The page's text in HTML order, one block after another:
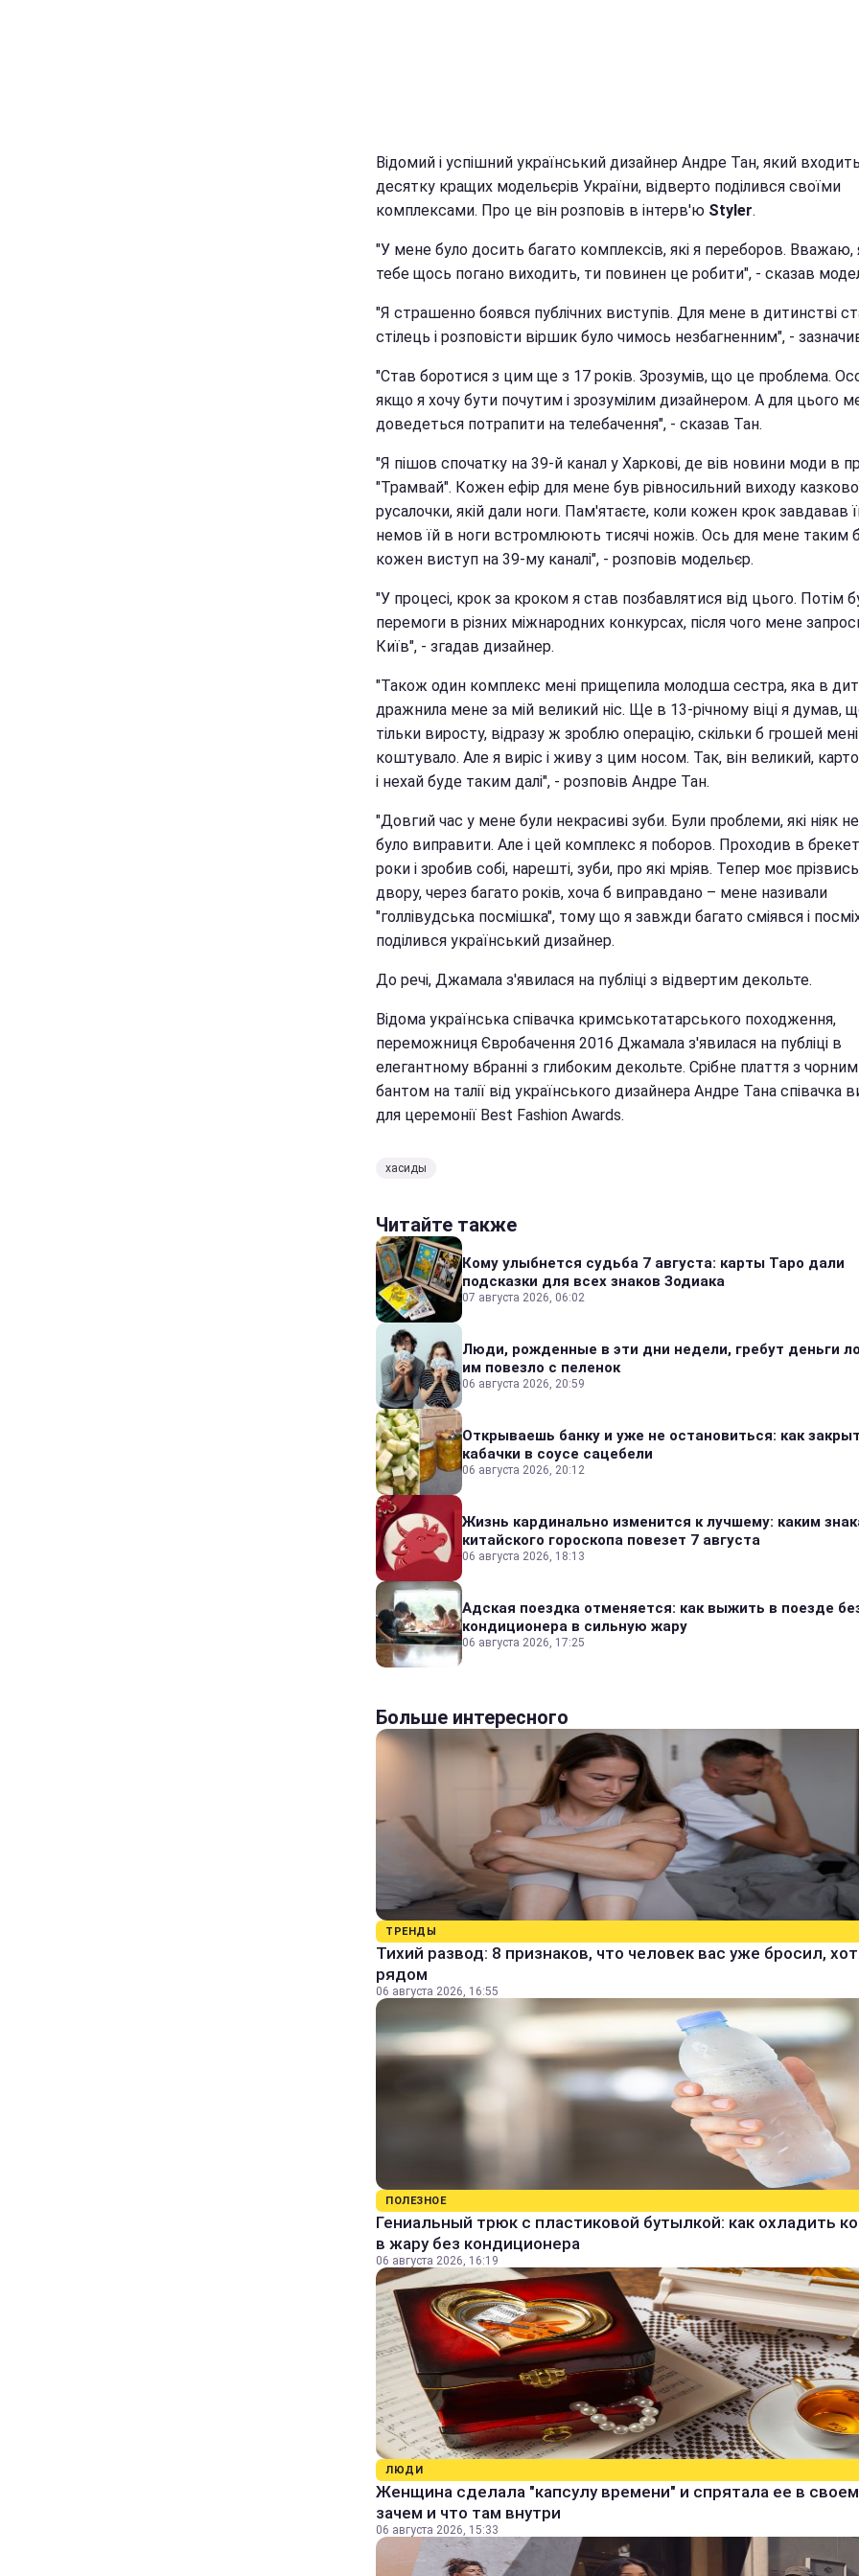
Відомий і успішний український дизайнер Андре Тан, який
десятку кращих модельєрів України, відверто поділився своїми
комплексами. Про це він розповів в інтерв'ю Styler.
"У мене було досить багато комплексів, які я переборов.
тебе щось погано виходить, ти повинен це робити", - сказав
"Я страшенно боявся публічних виступів. Для мене в дитинстві
стілець і розповісти віршик було чимось незбагненним", -
"Став боротися з цим ще з 17 років. Зрозумів, що це проблема.
якщо я хочу бути почутим і зрозумілим дизайнером. А для цього
доведеться потрапити на телебачення", - сказав Тан.
"Я пішов спочатку на 39-й канал у Харкові, де вів новини моди в
"Трамвай". Кожен ефір для мене був рівносильний виходу
русалочки, якій дали ноги. Пам'ятаєте, коли кожен крок завдавав
немов їй в ноги встромлюють тисячі ножів. Ось для мене таким
кожен виступ на 39-му каналі", - розповів модельєр.
"У процесі, крок за кроком я став позбавлятися від цього. Потім
перемоги в різних міжнародних конкурсах, після чого мене
Київ", - згадав дизайнер.
"Також один комплекс мені прищепила молодша сестра, яка в
дражнила мене за мій великий ніс. Ще в 13-річному віці я думав,
тільки виросту, відразу ж зроблю операцію, скільки б грошей
коштувало. Але я виріс і живу з цим носом. Так, він великий,
і нехай буде таким далі", - розповів Андре Тан.
"Довгий час у мене були некрасиві зуби. Були проблеми, які ніяк
було виправити. Але і цей комплекс я поборов. Проходив в
роки і зробив собі, нарешті, зуби, про які мріяв. Тепер моє
двору, через багато років, хоча б виправдано – мене називали
"голлівудська посмішка", тому що я завжди багато сміявся і
поділився український дизайнер.
До речі, Джамала з'явилася на публіці з відвертим декольте.
Відома українська співачка кримськотатарського походження,
переможниця Євробачення 2016 Джамала з'явилася на публіці в
елегантному вбранні з глибоким декольте. Срібне плаття з чорним
бантом на талії від українського дизайнера Андре Тана співачка
для церемонії Best Fashion Awards.
хасиды
Читайте также
Кому улыбнется судьба 7 августа: карты Таро дали
подсказки для всех знаков Зодиака
07 августа 2026, 06:02
Люди, рожденные в эти дни недели, гребут деньги
им повезло с пеленок
06 августа 2026, 20:59
Открываешь банку и уже не остановиться: как
кабачки в соусе сацебели
06 августа 2026, 20:12
Жизнь кардинально изменится к лучшему: каким
китайского гороскопа повезет 7 августа
06 августа 2026, 18:13
Адская поездка отменяется: как выжить в поезде
кондиционера в сильную жару
06 августа 2026, 17:25
Больше интересного
ТРЕНДЫ
Тихий развод: 8 признаков, что человек вас уже бросил,
рядом
06 августа 2026, 16:55
ПОЛЕЗНОЕ
Гениальный трюк с пластиковой бутылкой: как охладить
в жару без кондиционера
06 августа 2026, 16:19
ЛЮДИ
Женщина сделала "капсулу времени" и спрятала ее в
зачем и что там внутри
06 августа 2026, 15:33